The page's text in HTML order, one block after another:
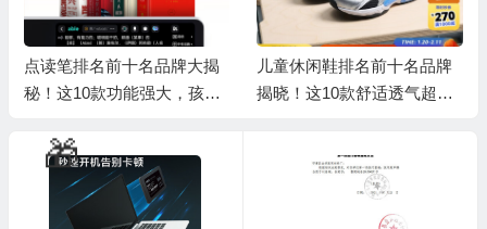
点读笔排名前十名品牌大揭
秘！这10款功能强大，孩子
儿童休闲鞋排名前十名品牌
揭晓！这10款舒适透气超好
🎁